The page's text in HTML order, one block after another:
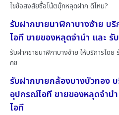
ไขข้อสงสัยซื้อโน้ตบุ๊กหลุดฝาก ดีไห
รับฝากขายนาฬิกาบางซ้าย บ
ไอที ขายของหลุดจำนำ และ
รับฝากขายนาฬิกาบางซ้าย ให้บริการโด
กช
รับฝากขายกล้องบางบัวทอง
อุปกรณ์ไอที ขายของหลุดจำน
ไอที